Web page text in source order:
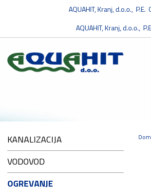
AQUAHIT, Kranj, d.o.o.,
AQUAHIT, Kranj, d.o.o.,
KANALIZACIJA
VODOVOD
OGREVANJE